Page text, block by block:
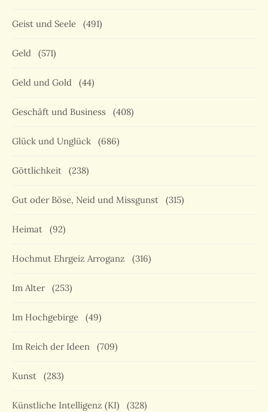
Geist und Seele (491)
Geld (571)
Geld und Gold (44)
Geschäft und Business (408)
Glück und Unglück (686)
Göttlichkeit (238)
Gut oder Böse, Neid und Missgunst (315)
Heimat (92)
Hochmut Ehrgeiz Arroganz (316)
Im Alter (253)
Im Hochgebirge (49)
Im Reich der Ideen (709)
Kunst (283)
Künstliche Intelligenz (KI) (328)